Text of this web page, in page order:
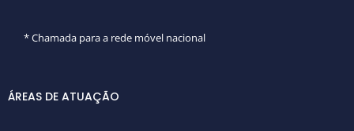
* Chamada para a rede móvel nacional
ÁREAS DE ATUAÇÃO